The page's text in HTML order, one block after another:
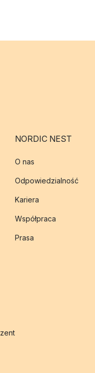
NORDIC NEST
O nas
Odpowiedzialność
Kariera
Współpraca
Prasa